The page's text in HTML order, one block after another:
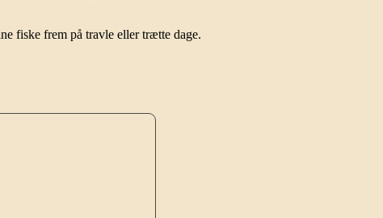
fiske frem på travle eller trætte dage.